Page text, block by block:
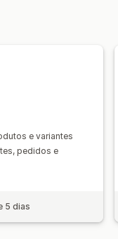
Editor de
e variantes
pedidos e
5 dias